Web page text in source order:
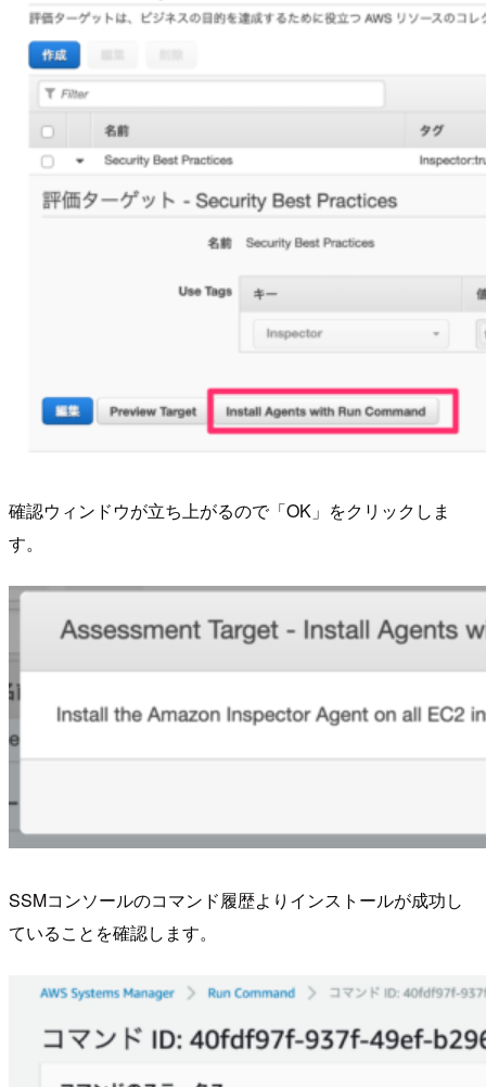
確認ウィンドウが立ち上がるので「OK」をクリックしま
す。
SSMコンソールのコマンド履歴よりインストールが成功し
ていることを確認します。